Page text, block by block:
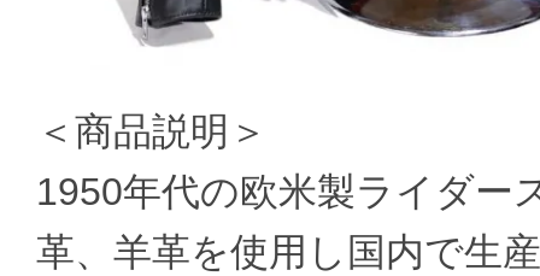
＜商品説明＞
1950年代の欧米製ライダー
革、羊革を使用し国内で生